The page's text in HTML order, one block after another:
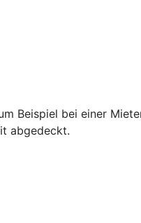
Beispiel bei einer
abgedeckt.